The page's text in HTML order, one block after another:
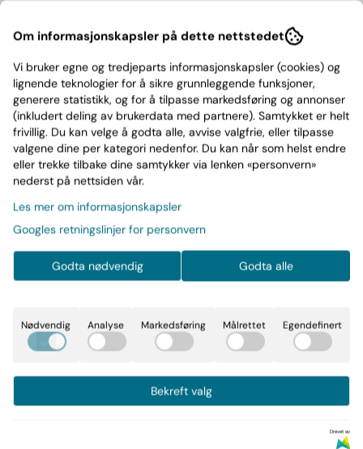
indie
Kvelertak-Nattesferd
(LTD)
På lager
Kjøp
indie
Obliteration-Cenotaph
Obscure(LTD)
Kjøp
Om informasjonskapsler på dette nettstedet
Vi bruker egne og tredjeparts informasjonskapsler (cookies) og
lignende teknologier for å sikre grunnleggende funksjoner,
generere statistikk, og for å tilpasse markedsføring og annonser
(inkludert deling av brukerdata med partnere). Samtykket er helt
frivillig. Du kan velge å godta alle, avvise valgfrie, eller tilpasse
valgene dine per kategori nedenfor. Du kan når som helst endre
eller trekke tilbake dine samtykker via lenken «personvern»
nederst på nettsiden vår.
Les mer om informasjonskapsler
Googles retningslinjer for personvern
Godta nødvendig Godta alle
Nødvendig Analyse Markedsføring Målrettet Egendefinert
Bekreft valg
Drevet av